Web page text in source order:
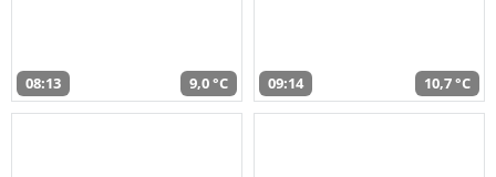
08:13 9,0 °C 09:14 10,7 °C